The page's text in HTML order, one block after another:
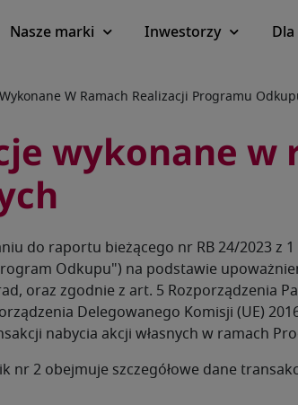
Nasze marki Inwestorzy
W Ramach Realizacji Programu
wykonane
do raportu bieżącego nr RB 24/2023
Odkupu") na podstawie
oraz zgodnie z art. 5 Rozporządzenia
Delegowanego Komisji (UE)
nabycia akcji własnych w ramach
nr 2 obejmuje szczegółowe dane